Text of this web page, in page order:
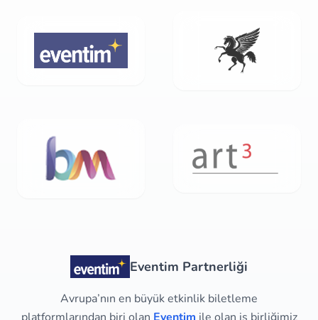
Eventim Partnerliği
Avrupa’nın en büyük etkinlik biletleme